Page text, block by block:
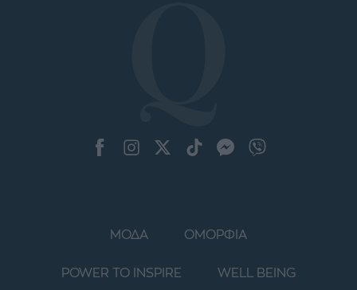
ΜΟΔΑ ΟΜΟΡΦΙΑ
POWER TO INSPIRE WELL BEING